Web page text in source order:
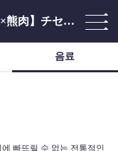
【すすきの×アイヌ料理×鹿肉×熊肉】チセのある個室居酒屋 海空のハル
음료
빠뜨릴 수 없는 전통적인